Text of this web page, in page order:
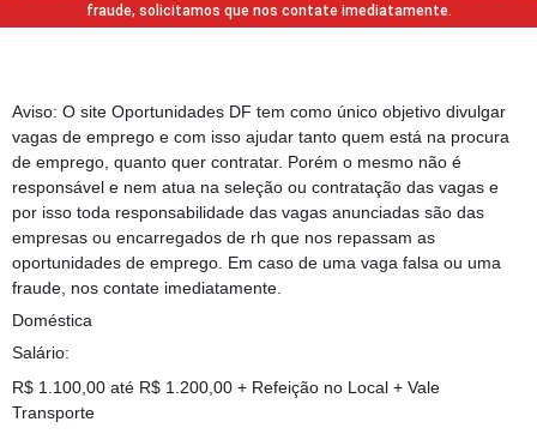
fraude, solicitamos que nos contate imediatamente.
Aviso: O site Oportunidades DF tem como único objetivo divulgar
vagas de emprego e com isso ajudar tanto quem está na procura
de emprego, quanto quer contratar. Porém o mesmo não é
responsável e nem atua na seleção ou contratação das vagas e
por isso toda responsabilidade das vagas anunciadas são das
empresas ou encarregados de rh que nos repassam as
oportunidades de emprego. Em caso de uma vaga falsa ou uma
fraude, nos contate imediatamente.
Doméstica
Salário:
R$ 1.100,00 até R$ 1.200,00 + Refeição no Local + Vale
Transporte